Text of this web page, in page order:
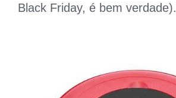
Black Friday, é bem verdade).